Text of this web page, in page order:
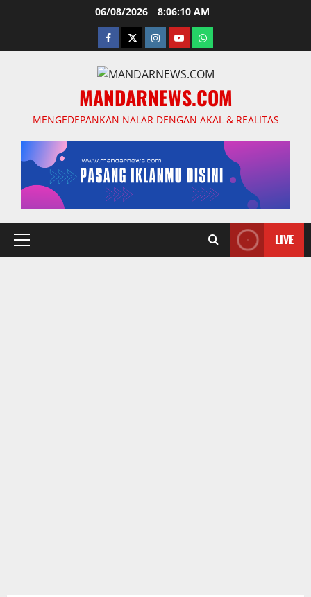
06/08/2026 8:06:11 AM
facebooktwitterinstagram.com
youtubewhatsapp
MANDARNEWS.COM
MENGEDEPANKAN NALAR DENGAN AKAL & REALITAS
Primary
LIVE